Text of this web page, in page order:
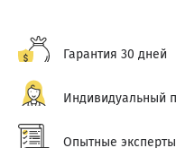
Гарантия 30 дней
Индивидуальный
Опытные эксперты